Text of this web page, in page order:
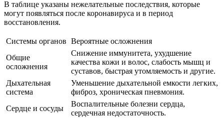
В таблице указаны нежелательные последствия, которые
могут появляться после коронавируса и в период
восстановления.
Системы органов Вероятные осложнения
Общие
осложнения
Снижение иммунитета, ухудшение
качества кожи и волос, слабость мышц и
суставов, быстрая утомляемость и другие.
Дыхательная
система
Уменьшение дыхательной емкости легких,
фиброз, хроническая пневмония.
Сердце и сосуды
Воспалительные болезни сердца,
сердечная недостаточность.